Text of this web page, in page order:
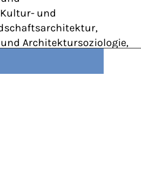
und
Architektursoziologie,
zusammen.